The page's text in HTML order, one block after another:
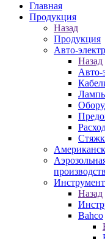
Главная
Продукция
Назад
Продукция
Авто-
Назад
Авто-
Инструмент
Назад
Bahco